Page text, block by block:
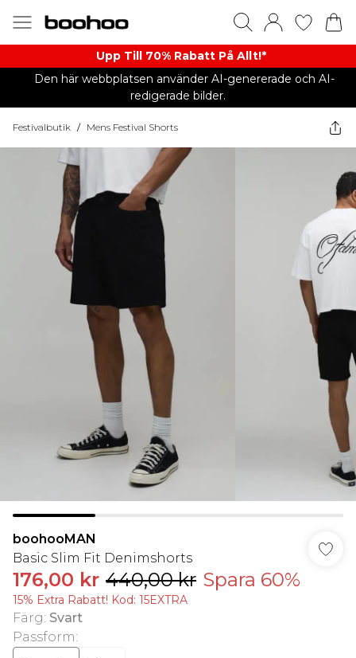
Upp Till 70% Rabatt På Allt!*
Den här webbplatsen använder AI-genererade och AI-
redigerade bilder.
Festivalbutik / Mens Festival Shorts
boohooMAN
Basic Slim Fit Denimshorts
176,00 kr 440,00 kr Spara 60%
15% Extra Rabatt! Kod: 15EXTRA
Färg: Svart
Passform: